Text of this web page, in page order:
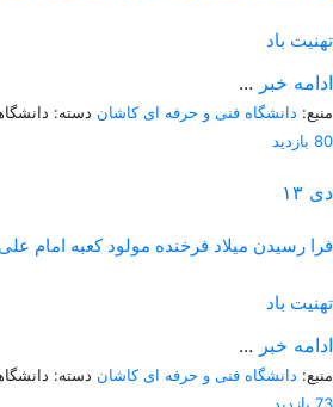
تهنیت باد
... ادامه خبر
منبع: دانشگاه فنی و حرفه ای کاشان دسته:
80 بازدید
۱۳ دی
فرا رسیدن میلاد فرخنده مولود کعبه امام
تهنیت باد
... ادامه خبر
منبع: دانشگاه فنی و حرفه ای کاشان دسته: